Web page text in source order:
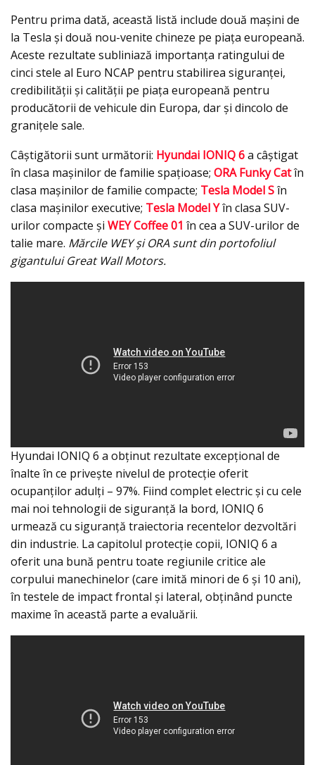
Pentru prima dată, această listă include două mașini de
la Tesla și două nou-venite chineze pe piața europeană.
Aceste rezultate subliniază importanța ratingului de
cinci stele al Euro NCAP pentru stabilirea siguranței,
credibilității și calității pe piața europeană pentru
producătorii de vehicule din Europa, dar și dincolo de
granițele sale.
Câștigătorii sunt următorii: Hyundai IONIQ 6a câştigat
în clasa mașinilor de familie spaţioase; ORA Funky Catîn
clasa mașinilor de familie compacte; Tesla Model Sîn
clasa maşinilor executive; Tesla Model Yîn clasa SUV-
urilor compacte și WEY Coffee 01 în cea a SUV-urilor de
talie mare. Mărcile WEY şi ORA sunt din portofoliul
gigantului Great Wall Motors.
Hyundai IONIQ 6 a obținut rezultate excepțional de
înalte în ce privește nivelul de protecție oferit
ocupanților adulți – 97%. Fiind complet electric și cu cele
mai noi tehnologii de siguranță la bord, IONIQ 6
urmează cu siguranță traiectoria recentelor dezvoltări
din industrie. La capitolul protecție copii, IONIQ 6 a
oferit una bună pentru toate regiunile critice ale
corpului manechinelor (care imită minori de 6 şi 10 ani),
în testele de impact frontal şi lateral, obţinând puncte
maxime în această parte a evaluării.